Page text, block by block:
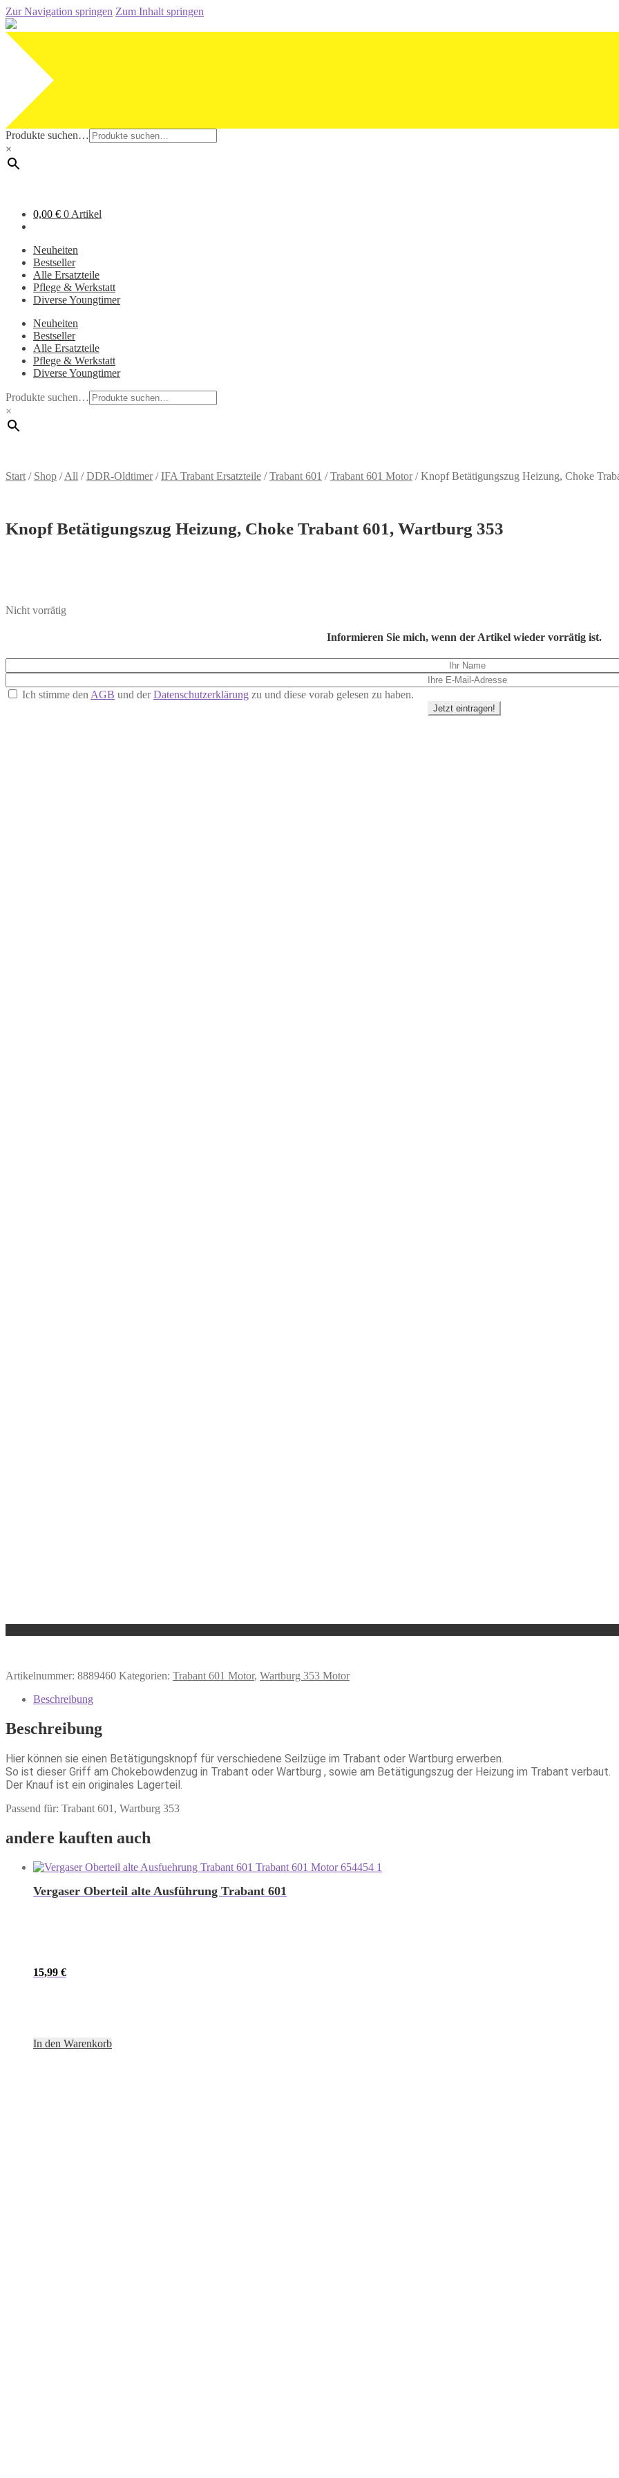
Zur Navigation springen Zum Inhalt springen
Produkte suchen…
×
0,00 € 0 Artikel
Neuheiten
Bestseller
Alle Ersatzteile
Pflege & Werkstatt
Diverse Youngtimer
Neuheiten
Bestseller
Alle Ersatzteile
Pflege & Werkstatt
Diverse Youngtimer
Produkte suchen…
×
Start / Shop /All /DDR-Oldtimer/IFA Trabant Ersatzteile /Trabant 601 /Trabant 601 Motor/Knopf Betätigungszug Heizung, Choke
Knopf Betätigungszug Heizung, Choke Trabant 601, Wartburg 353
Nicht vorrätig
Informieren Sie mich, wenn der Artikel wieder vorrätig ist.
Ich stimme den AGB und derDatenschutzerklärung zu und diese vorab gelesen zu haben.
Jetzt eintragen!
Artikelnummer: 8889460 Kategorien: Trabant 601 Motor, Wartburg 353 Motor
Beschreibung
Beschreibung
Hier können sie einen Betätigungsknopf für verschiedene Seilzüge im Trabant oder Wartburg erwerben.
So ist dieser Griff am Chokebowdenzug in Trabant oder Wartburg , sowie am Betätigungszug der Heizung im Trabant verbaut.
Der Knauf ist ein originales Lagerteil.
Passend für: Trabant 601, Wartburg 353
andere kauften auch
Vergaser Oberteil alte Ausführung Trabant 601
15,99 €
In den Warenkorb